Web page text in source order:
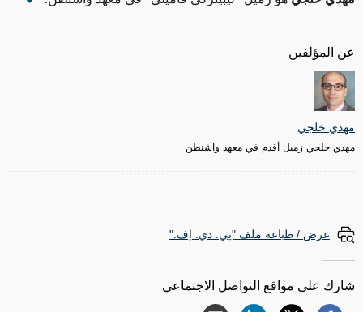
عن المؤلفين
مهدي خلجي
مهدي خلجي زميل أقدم في معهد واشنطن
عرض / طباعة ملف "پي. دي. إف."
شارك على مواقع التواصل الاجتماعي